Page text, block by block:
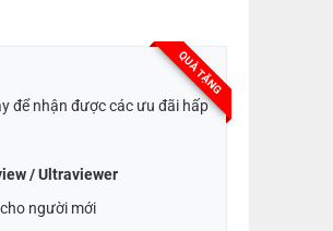
QUÀ TẶNG
để nhận được các ưu đãi hấp
/ Ultraviewer
người mới